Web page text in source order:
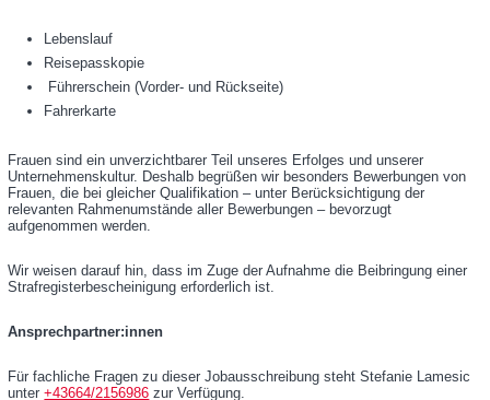
Lebenslauf
Reisepasskopie
Führerschein (Vorder- und Rückseite)
Fahrerkarte
Frauen sind ein unverzichtbarer Teil unseres Erfolges und unserer
Unternehmenskultur. Deshalb begrüßen wir besonders Bewerbungen von
Frauen, die bei gleicher Qualifikation – unter Berücksichtigung der
relevanten Rahmenumstände aller Bewerbungen – bevorzugt
aufgenommen werden.
Wir weisen darauf hin, dass im Zuge der Aufnahme die Beibringung einer
Strafregisterbescheinigung erforderlich ist.
Ansprechpartner:innen
Für fachliche Fragen zu dieser Jobausschreibung steht Stefanie Lamesic
unter+43664/2156986 zur Verfügung.